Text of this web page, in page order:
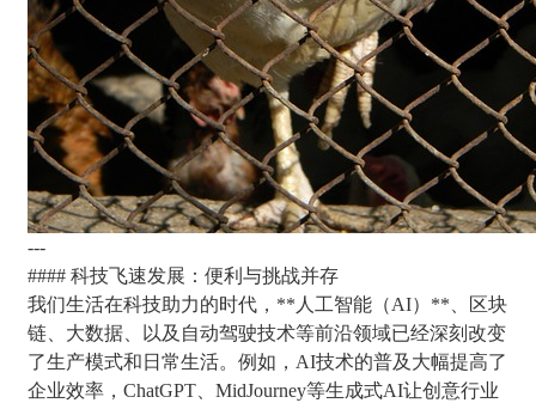
---
#### 科技飞速发展：便利与挑战并存
我们生活在科技助力的时代，**人工智能（AI）**、区块
链、大数据、以及自动驾驶技术等前沿领域已经深刻改变
了生产模式和日常生活。例如，AI技术的普及大幅提高了
企业效率，ChatGPT、MidJourney等生成式AI让创意行业